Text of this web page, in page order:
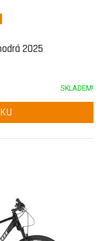
2025
SKLADEM!